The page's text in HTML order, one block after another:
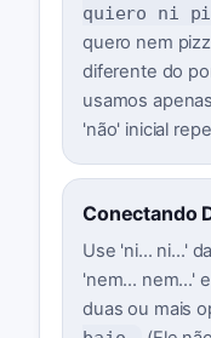
quiero ni
quero nem
diferente do
usamos
'não' inicial
Conectando
Use 'ni... ni...'
'nem... nem...'
duas ou mais